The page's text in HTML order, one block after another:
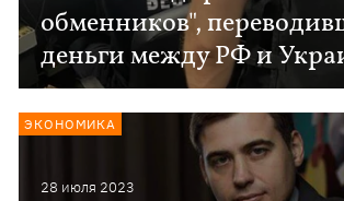
обменников",
деньги между РФ и
28 июля 2023
ЭКОНОМИКА